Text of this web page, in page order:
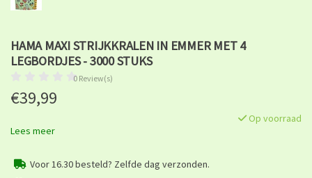
HAMA MAXI STRIJKKRALEN IN EMMER MET 4
LEGBORDJES - 3000 STUKS
0 Review(s)
€39,99
Op voorraad
Lees meer
Voor 16.30 besteld? Zelfde dag verzonden.